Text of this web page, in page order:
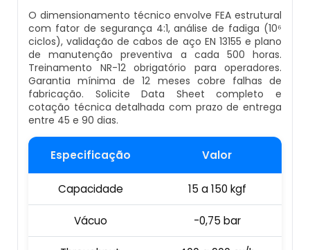
Seladora Contínua Com Datador
Maquina Contadora
Seladora Rotativa Contínua
Balança Linear
Seladoras Automáticas Com Data
Pesadora
Embaladora De Feijão
Máquina Datadora Automática
Datador De Potes Tampas E Rótulos
Manutenção De Datador De Caixa
Datador Automático De Embalagens
Datador De Embalagens Automático
Datador Hot Stamping
O dimensionamento técnico envolve FEA estrutural
com fator de segurança 4:1, análise de fadiga (10⁶
ciclos), validação de cabos de aço EN 13155 e plano
de manutenção preventiva a cada 500 horas.
Treinamento NR-12 obrigatório para operadores.
Garantia mínima de 12 meses cobre falhas de
fabricação. Solicite Data Sheet completo e
cotação técnica detalhada com prazo de entrega
entre 45 e 90 dias.
Especificação Valor
Capacidade 15 a 150 kgf
Vácuo -0,75 bar